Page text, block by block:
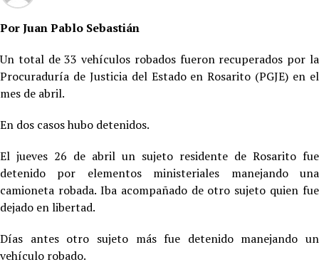
Por Juan Pablo Sebastián
Un total de 33 vehículos robados fueron recuperados por la
Procuraduría de Justicia del Estado en Rosarito (PGJE) en el
mes de abril.
En dos casos hubo detenidos.
El jueves 26 de abril un sujeto residente de Rosarito fue
detenido por elementos ministeriales manejando una
camioneta robada. Iba acompañado de otro sujeto quien fue
dejado en libertad.
Días antes otro sujeto más fue detenido manejando un
vehículo robado.